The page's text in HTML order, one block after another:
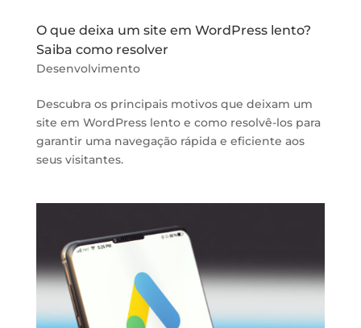
O que deixa um site em WordPress lento?
Saiba como resolver
Desenvolvimento
Descubra os principais motivos que deixam um
site em WordPress lento e como resolvê-los para
garantir uma navegação rápida e eficiente aos
seus visitantes.